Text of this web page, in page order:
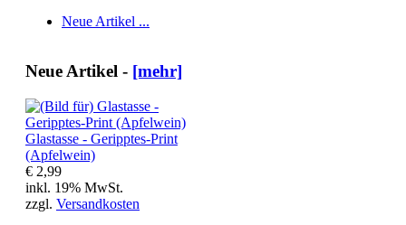
Neue Artikel ...
Neue Artikel - [mehr]
Glastasse - Geripptes-Print
(Apfelwein)
€ 2,99
inkl. 19% MwSt.
zzgl. Versandkosten